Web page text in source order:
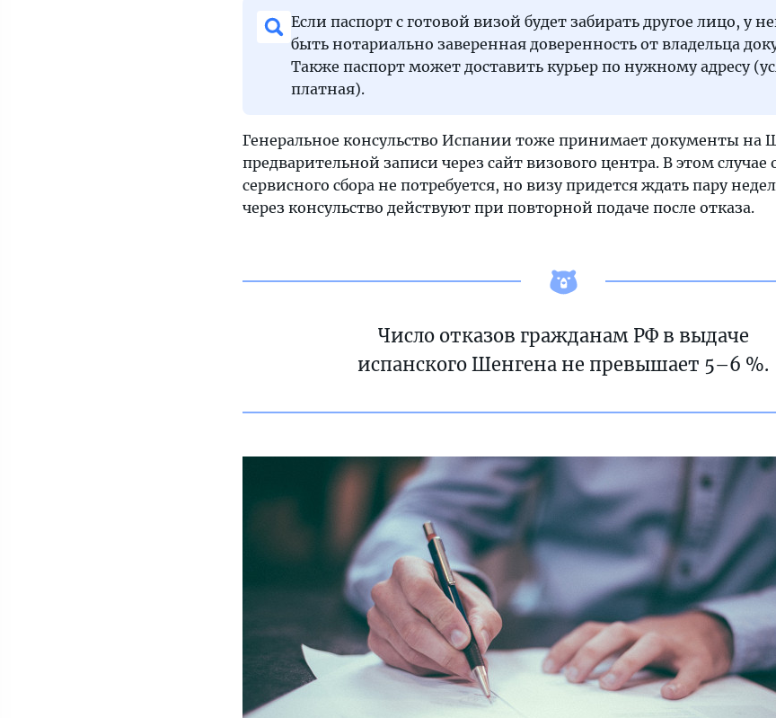
Если паспорт с готовой визой будет забирать другое лицо, у
быть нотариально заверенная доверенность от владельца
Также паспорт может доставить курьер по нужному адресу
платная).
Генеральное консульство Испании тоже принимает документы на
предварительной записи через сайт визового центра. В этом случае
сервисного сбора не потребуется, но визу придется ждать пару
через консульство действуют при повторной подаче после отказа.
Число отказов гражданам РФ в выдаче
испанского Шенгена не превышает 5–6 %.